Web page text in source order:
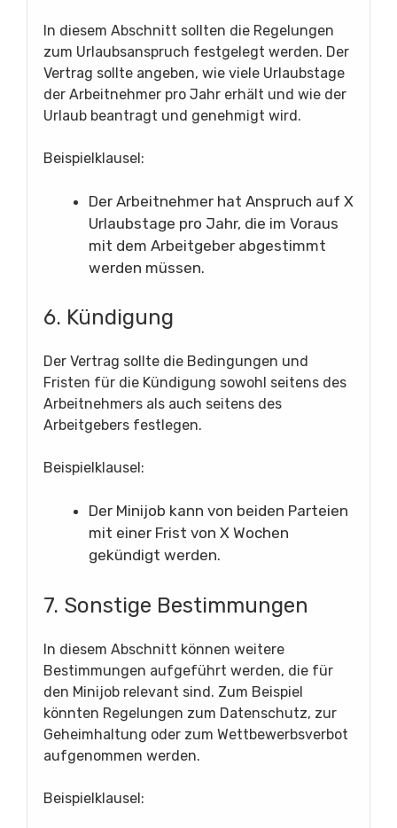
In diesem Abschnitt sollten die Regelungen
zum Urlaubsanspruch festgelegt werden. Der
Vertrag sollte angeben, wie viele Urlaubstage
der Arbeitnehmer pro Jahr erhält und wie der
Urlaub beantragt und genehmigt wird.
Beispielklausel:
Der Arbeitnehmer hat Anspruch auf X
Urlaubstage pro Jahr, die im Voraus
mit dem Arbeitgeber abgestimmt
werden müssen.
6. Kündigung
Der Vertrag sollte die Bedingungen und
Fristen für die Kündigung sowohl seitens des
Arbeitnehmers als auch seitens des
Arbeitgebers festlegen.
Beispielklausel:
Der Minijob kann von beiden Parteien
mit einer Frist von X Wochen
gekündigt werden.
7. Sonstige Bestimmungen
In diesem Abschnitt können weitere
Bestimmungen aufgeführt werden, die für
den Minijob relevant sind. Zum Beispiel
könnten Regelungen zum Datenschutz, zur
Geheimhaltung oder zum Wettbewerbsverbot
aufgenommen werden.
Beispielklausel: